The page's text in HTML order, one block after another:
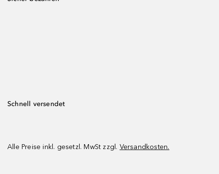
Schnell versendet
Alle Preise inkl. gesetzl. MwSt zzgl. Versandkosten.